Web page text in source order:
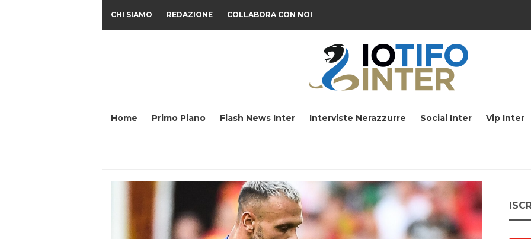
CHI SIAMO REDAZIONE COLLABORA CON NOI
Home Primo Piano Flash News Inter Interviste Nerazzurre Social Inter Vip Inter